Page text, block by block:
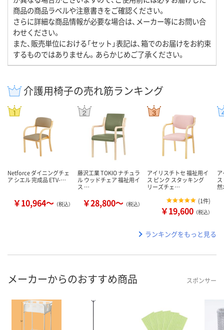
商品の商品ラベルや注意書きをご確認ください。
さらに詳細な商品情報が必要な場合は、メーカー等にお問い合
わせください。
また、販売単位における「セット」表記は、箱でのお届けをお約束
するものではありません。あらかじめご了承ください。
介護用椅子の売れ筋ランキング
Netforce ダイニングチェ
ア シエル 完成品 ETV-…
￥10,964～ （税込）
藤沢工業 TOKIO ナチュラ
ル ウッドチェア 福祉用イ
ス …
￥28,800～ （税込）
アイリスチトセ 福祉用イ
ス ピンク スタッキング
リーズチェ…
(1件)
￥19,600 （税込）
ランキングをもっと見る
メーカーからのおすすめ商品 スポンサー